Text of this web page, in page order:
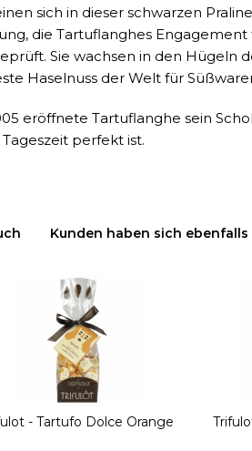
sich in dieser schwarzen
die Tartuflanghes
Sie wachsen in den Hügeln
Haselnuss der Welt für
eröffnete Tartuflanghe sein
perfekt ist.
Kunden haben sich ebenfalls
- Tartufo Dolce Orange